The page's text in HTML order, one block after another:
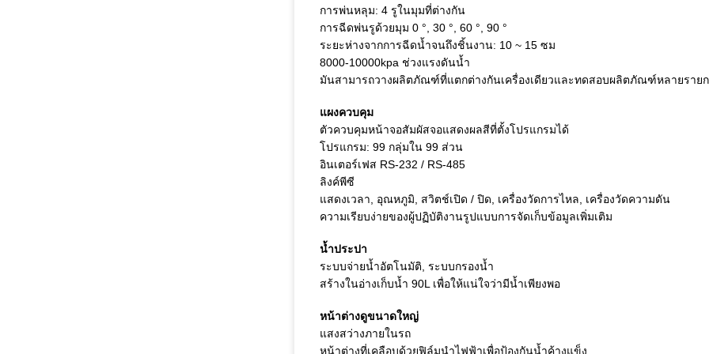
การพ่นหลุม: 4 รูในมุมที่ต่างกัน
การฉีดพ่นรูด้วยมุม 0 °, 30 °, 60 °, 90 °
ระยะห่างจากการฉีดน้ำจนถึงชิ้นงาน: 10 ~ 15 ซม
8000-10000kpa ช่วงแรงดันน้ำ
มันสามารถวางผลิตภัณฑ์ที่แตกต่างกันเครื่องเดียวและทดสอบผลิตภัณฑ์หลายราย
แผงควบคุม
ตัวควบคุมหน้าจอสัมผัสจอแสดงผลสีที่ตั้งโปรแกรมได้
โปรแกรม: 99 กลุ่มใน 99 ส่วน
อินเตอร์เฟส RS-232 / RS-485
ลิงค์พีซี
แสดงเวลา, อุณหภูมิ, สวิตช์เปิด / ปิด, เครื่องวัดการไหล, เครื่องวัดความดัน
ความเรียบง่ายของผู้ปฏิบัติงานรูปแบบการจัดเก็บข้อมูลเพิ่มเติม
น้ำประปา
ระบบจ่ายน้ำอัตโนมัติ, ระบบกรองน้ำ
สร้างในอ่างเก็บน้ำ 90L เพื่อให้แน่ใจว่ามีน้ำเพียงพอ
หน้าต่างดูขนาดใหญ่
แสงสว่างภายในรถ
หน้าต่างที่เคลือบด้วยฟิล์มนำไฟฟ้าเพื่อป้องกันน้ำค้างแข็ง